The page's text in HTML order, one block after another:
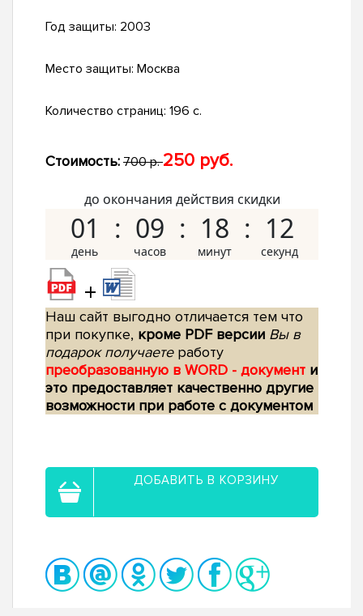
Год защиты: 2003
Место защиты: Москва
Количество страниц: 196 с.
Стоимость: 700 р.250 руб.
до окончания действия скидки
01 09 18 11
+
Наш сайт выгодно отличается тем что
при покупке, кроме PDF версии Вы в
подарок получаетеработу
преобразованную в WORD - документ и
это предоставляет качественно другие
возможности при работе с документом
ДОБАВИТЬ В КОРЗИНУ